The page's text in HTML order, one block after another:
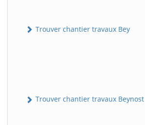
Trouver chantier travaux Bey
Trouver chantier travaux Beynost